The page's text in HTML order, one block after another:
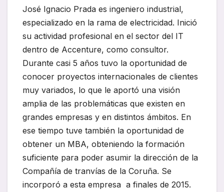
José Ignacio Prada es ingeniero industrial,
especializado en la rama de electricidad. Inició
su actividad profesional en el sector del IT
dentro de Accenture, como consultor.
Durante casi 5 años tuvo la oportunidad de
conocer proyectos internacionales de clientes
muy variados, lo que le aportó una visión
amplia de las problemáticas que existen en
grandes empresas y en distintos ámbitos. En
ese tiempo tuve también la oportunidad de
obtener un MBA, obteniendo la formación
suficiente para poder asumir la dirección de la
Compañía de tranvías de la Coruña. Se
incorporó a esta empresa a finales de 2015.